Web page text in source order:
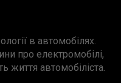
в автомобілях.
про електромобілі,
життя автомобіліста.